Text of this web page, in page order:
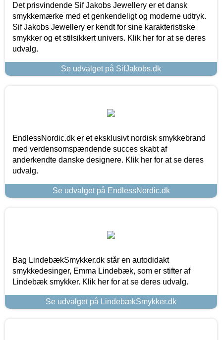
Det prisvindende Sif Jakobs Jewellery er et dansk
smykkemærke med et genkendeligt og moderne udtryk.
Sif Jakobs Jewellery er kendt for sine karakteristiske
smykker og et stilsikkert univers. Klik her for at se deres
udvalg.
Se udvalget på SifJakobs.dk
EndlessNordic.dk er et eksklusivt nordisk smykkebrand
med verdensomspændende succes skabt af
anderkendte danske designere. Klik her for at se deres
udvalg.
Se udvalget på EndlessNordic.dk
Bag LindebækSmykker.dk står en autodidakt
smykkedesinger, Emma Lindebæk, som er stifter af
Lindebæk smykker. Klik her for at se deres udvalg.
Se udvalget på LindebækSmykker.dk